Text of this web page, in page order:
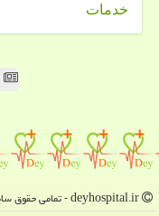
خدمات